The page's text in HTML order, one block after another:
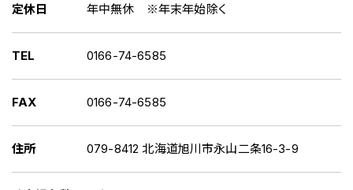
定休日 年中無休 ※年末年始除く
TEL 0166-74-6585
FAX 0166-74-6585
住所 079-8412 北海道旭川市永山二条16-3-9